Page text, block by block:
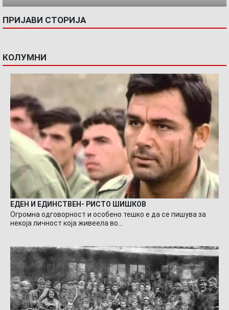
ПРИЈАВИ СТОРИЈА
КОЛУМНИ
ЕДЕН И ЕДИНСТВЕН- РИСТО ШИШКОВ
Огромна одговорност и особено тешко е да се пишува за
некоја личност која живеела во…